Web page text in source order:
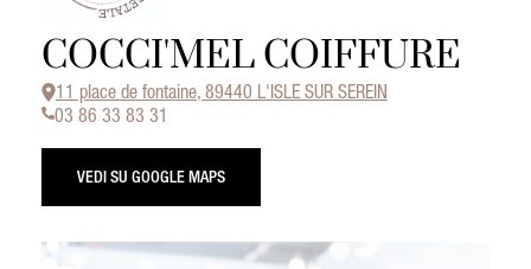
COCCI'MEL COIFFURE
11 place de fontaine, 89440 L'ISLE SUR SEREIN
03 86 33 83 31
VEDI SU GOOGLE MAPS